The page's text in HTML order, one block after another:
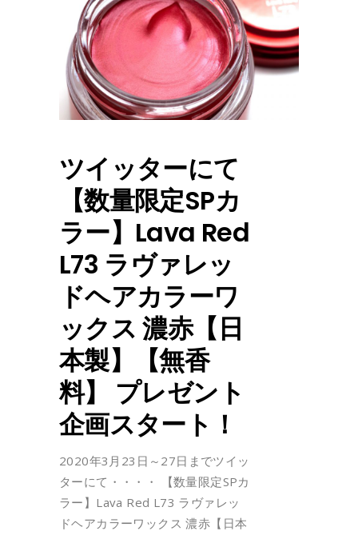
ツイッターにて
【数量限定SPカ
ラー】Lava Red
L73 ラヴァレッ
ドヘアカラーワ
ックス 濃赤【日
本製】【無香
料】 プレゼント
企画スタート！
2020年3月23日～27日までツイッ
ターにて・・・・ 【数量限定SPカ
ラー】Lava Red L73 ラヴァレッ
ドヘアカラーワックス 濃赤【日本